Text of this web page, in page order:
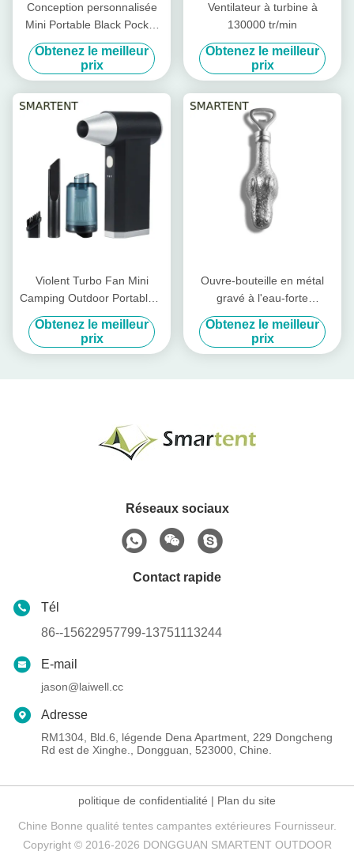
Conception personnalisée
Mini Portable Black Pocket
Portable Violent Turbo Fan
Solution de refroidissement
ultime pour les besoins
personnalisés
Obtenez le meilleur
prix
Ventilateur à turbine à
130000 tr/min
Obtenez le meilleur
prix
Violent Turbo Fan Mini
Camping Outdoor Portable à
haute vitesse élimination de
poussière Camping réglable
pour les accessoires de
Obtenez le meilleur
prix
Ouvre-bouteille en métal
gravé à l'eau-forte
décapsuleur crocodile
165*40MM
Obtenez le meilleur
prix
Réseaux sociaux
Contact rapide
Tél
86--15622957799-13751113244
E-mail
jason@laiwell.cc
Adresse
RM1304, Bld.6, légende Dena Apartment, 229 Dongcheng
Rd est de Xinghe., Dongguan, 523000, Chine.
politique de confidentialité | Plan du site
Chine Bonne qualité tentes campantes extérieures Fournisseur.
Copyright © 2016-2026 DONGGUAN SMARTENT OUTDOOR